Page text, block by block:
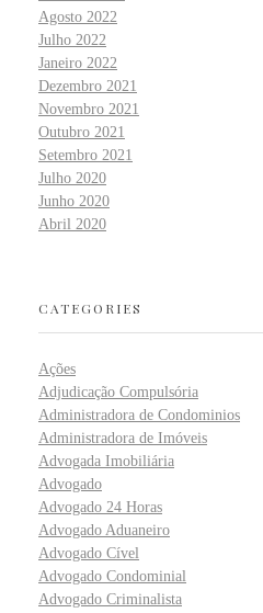
Agosto 2022
Julho 2022
Janeiro 2022
Dezembro 2021
Novembro 2021
Outubro 2021
Setembro 2021
Julho 2020
Junho 2020
Abril 2020
CATEGORIES
Ações
Adjudicação Compulsória
Administradora de Condominios
Administradora de Imóveis
Advogada Imobiliária
Advogado
Advogado 24 Horas
Advogado Aduaneiro
Advogado Cível
Advogado Condominial
Advogado Criminalista